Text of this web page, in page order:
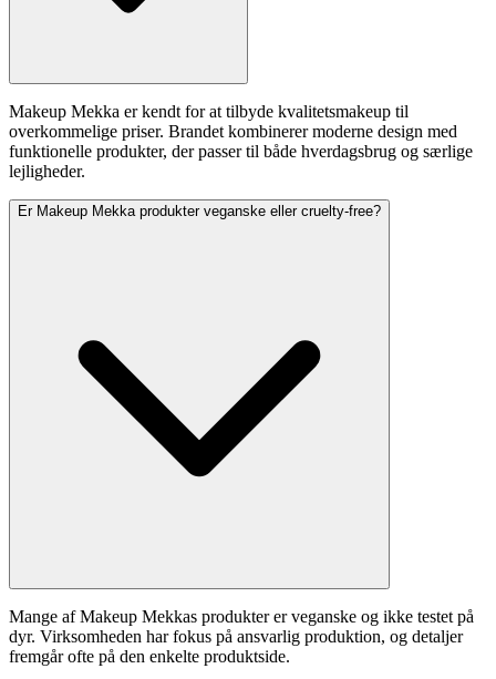
Makeup Mekka er kendt for at tilbyde kvalitetsmakeup til
overkommelige priser. Brandet kombinerer moderne design med
funktionelle produkter, der passer til både hverdagsbrug og særlige
lejligheder.
Er Makeup Mekka produkter veganske eller cruelty-free?
Mange af Makeup Mekkas produkter er veganske og ikke testet på
dyr. Virksomheden har fokus på ansvarlig produktion, og detaljer
fremgår ofte på den enkelte produktside.